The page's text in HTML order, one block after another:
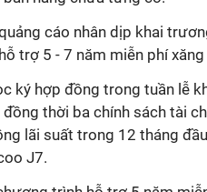
cáo nhân dịp khai
trợ 5 - 7 năm miễn phí
ký hợp đồng trong tuần lễ
thời ba chính sách tài
lãi suất trong 12 tháng
J7.